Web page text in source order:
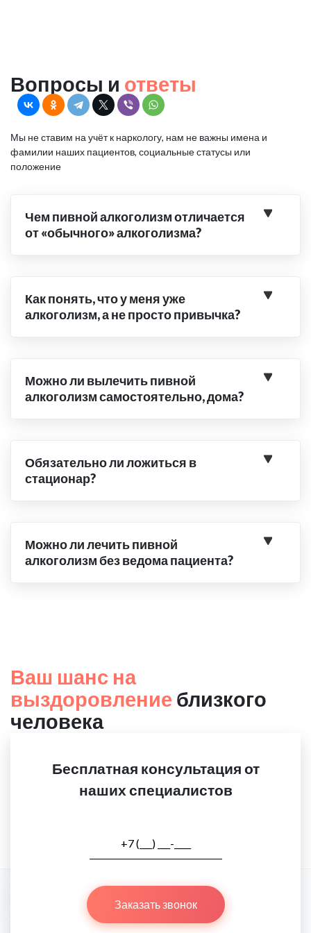
Вопросы и ответы
Мы не ставим на учёт к наркологу, нам не важны имена и
фамилии наших пациентов, социальные статусы или
положение
Чем пивной алкоголизм отличается
от «обычного» алкоголизма?
Как понять, что у меня уже
алкоголизм, а не просто привычка?
Можно ли вылечить пивной
алкоголизм самостоятельно, дома?
Обязательно ли ложиться в
стационар?
Можно ли лечить пивной
алкоголизм без ведома пациента?
Ваш шанс на
выздоровление близкого
человека
Бесплатная консультация от
наших специалистов
Заказать звонок